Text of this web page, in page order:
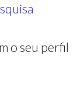
o seu perfil